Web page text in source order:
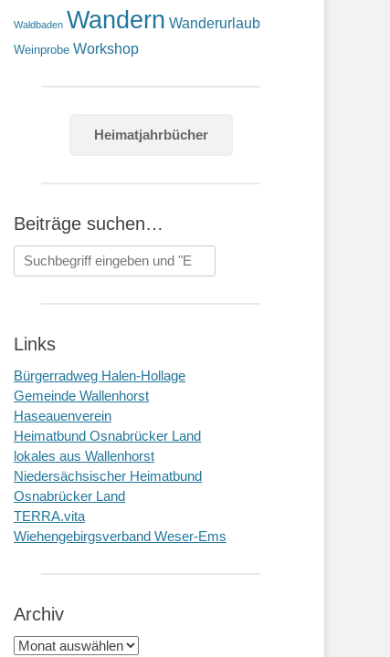
Waldbaden Wandern Wanderurlaub
Weinprobe Workshop
Heimatjahrbücher
Beiträge suchen…
Suchen
nach:
Links
Bürgerradweg Halen-Hollage
Gemeinde Wallenhorst
Haseauenverein
Heimatbund Osnabrücker Land
lokales aus Wallenhorst
Niedersächsischer Heimatbund
Osnabrücker Land
TERRA.vita
Wiehengebirgsverband Weser-Ems
Archiv
Archiv